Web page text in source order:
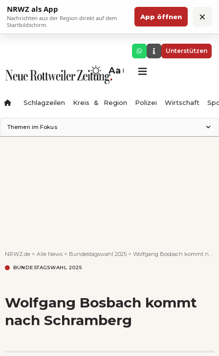
NRWZ als App
Nachrichten aus der Region direkt auf dem
Startbildschirm.
App öffnen ×
Unterstützen
Aa
Schlagzeilen Kreis & Region Polizei Wirtschaft
Themen im Fokus
NRWZ.de > Alle News > Bundestagswahl 2025 > Wolfgang Bosbach kommt nach Schramberg
BUNDESTAGSWAHL 2025
Wolfgang Bosbach kommt
nach Schramberg